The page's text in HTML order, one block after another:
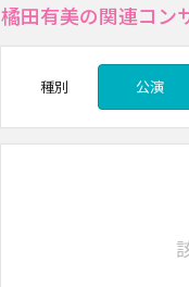
橘田有美の関連コン
種別 公演